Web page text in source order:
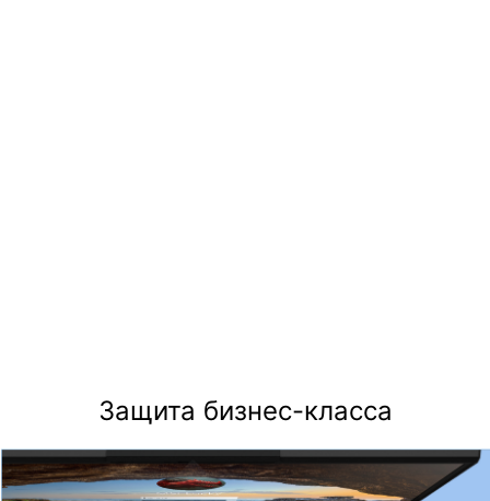
Защита бизнес-класса